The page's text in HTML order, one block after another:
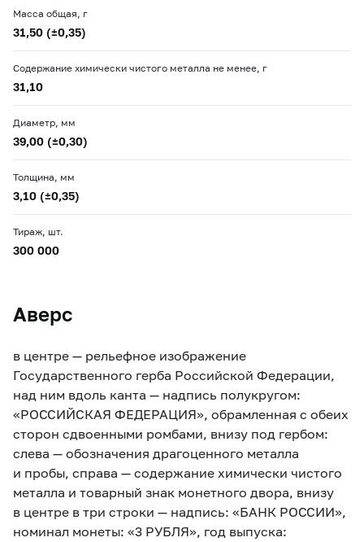
Масса общая, г
31,50 (±0,35)
Содержание химически чистого металла не менее, г
31,10
Диаметр, мм
39,00 (±0,30)
Толщина, мм
3,10 (±0,35)
Тираж, шт.
300 000
Аверс
в центре — рельефное изображение
Государственного герба Российской Федерации,
над ним вдоль канта — надпись полукругом:
«РОССИЙСКАЯ ФЕДЕРАЦИЯ», обрамленная с обеих
сторон сдвоенными ромбами, внизу под гербом:
слева — обозначения драгоценного металла
и пробы, справа — содержание химически чистого
металла и товарный знак монетного двора, внизу
в центре в три строки — надпись: «БАНК РОССИИ»,
номинал монеты: «3 РУБЛЯ», год выпуска: